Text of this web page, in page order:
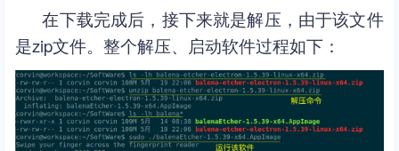
在下载完成后，接下来就是解压，由于该文件
是zip文件。整个解压、启动软件过程如下：